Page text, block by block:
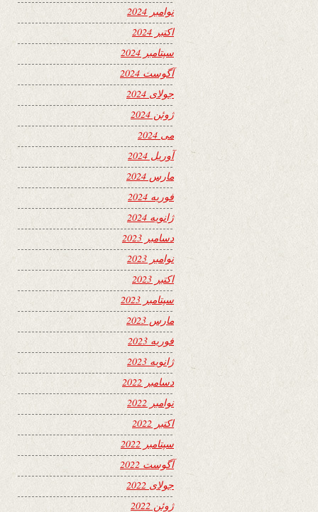
نوامبر 2024
اکتبر 2024
سپتامبر 2024
آگوست 2024
جولای 2024
ژوئن 2024
می 2024
آوریل 2024
مارس 2024
فوریه 2024
ژانویه 2024
دسامبر 2023
نوامبر 2023
اکتبر 2023
سپتامبر 2023
مارس 2023
فوریه 2023
ژانویه 2023
دسامبر 2022
نوامبر 2022
اکتبر 2022
سپتامبر 2022
آگوست 2022
جولای 2022
ژوئن 2022